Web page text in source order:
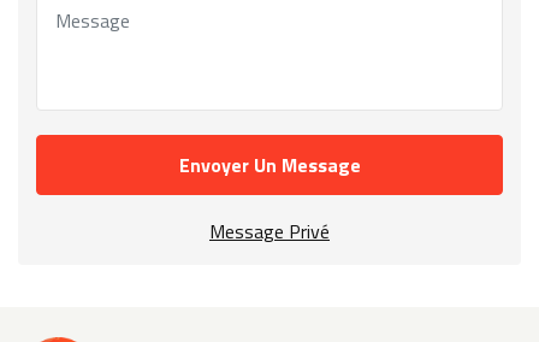
Envoyer Un Message
Message Privé